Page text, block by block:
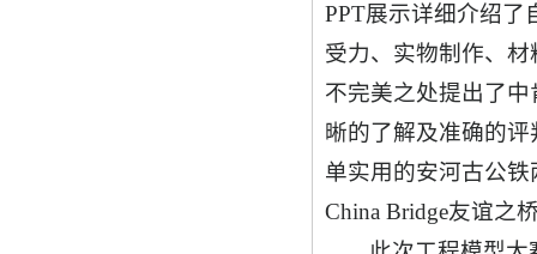
PPT展示详细介绍了
受力、实物制作、
不完美之处提出了
晰的了解及准确的
单实用的安河古公
China Bridge友谊之